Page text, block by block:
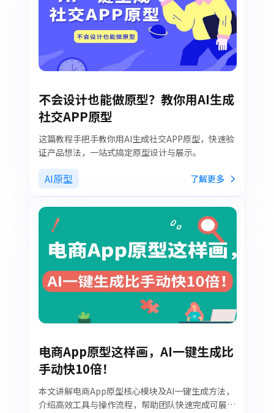
不会设计也能做原型？教你用AI生成
社交APP原型
这篇教程手把手教你用AI生成社交APP原型，快速验
证产品想法，一站式搞定原型设计与展示。
AI原型 了解更多
电商App原型这样画，AI一键生成比
手动快10倍！
本文讲解电商App原型核心模块及AI一键生成方法，
介绍高效工具与操作流程，帮助团队快速完成可展